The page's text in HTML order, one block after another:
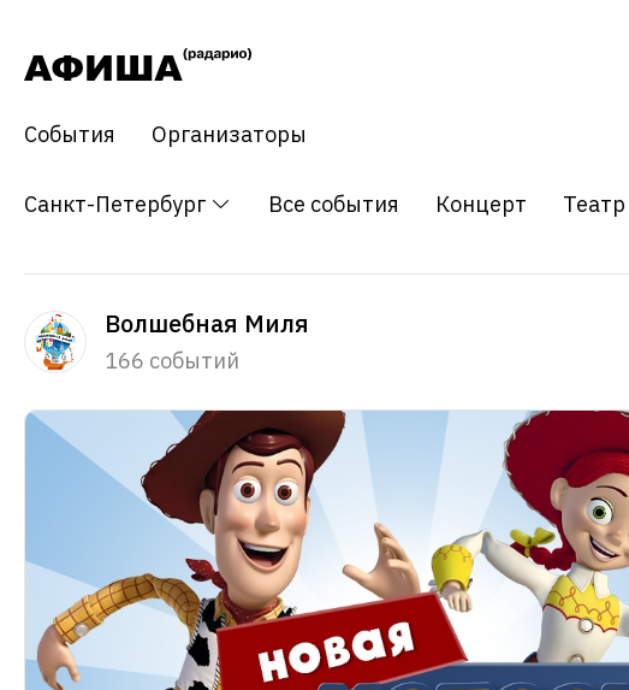
События Организаторы
Санкт-Петербург Все события Концерт Театр
Волшебная Миля
166 событий